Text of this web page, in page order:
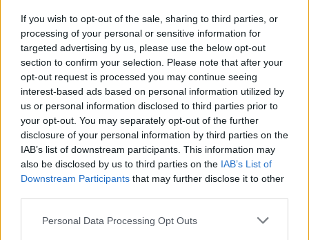
If you wish to opt-out of the sale, sharing to third parties, or
processing of your personal or sensitive information for
targeted advertising by us, please use the below opt-out
section to confirm your selection. Please note that after your
opt-out request is processed you may continue seeing
interest-based ads based on personal information utilized by
us or personal information disclosed to third parties prior to
your opt-out. You may separately opt-out of the further
disclosure of your personal information by third parties on the
IAB’s list of downstream participants. This information may
also be disclosed by us to third parties on the IAB’s List of
Downstream Participants that may further disclose it to other
Personal Data Processing Opt Outs
innecesario.
Seleccione si necesita scraping de la página
actual, scraping de subpáginas o paginación.
Ejecute el scraper y espere a que Thunderbit
recopile los datos.
Previsualice la tabla extraída.
Corrija los nombres de las columnas o elimine
filas duplicadas si es necesario.
Exporte el resultado final aExcel , CSV, Google
Sheets, Airtable o Notion.
Utilice el scraping programado si los mismos
datos necesitan monitoreo regular.